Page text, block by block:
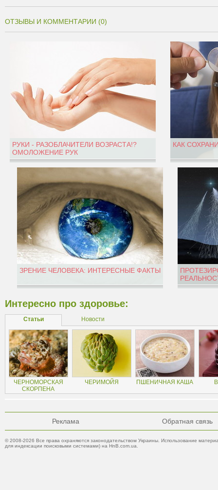
ОТЗЫВЫ И КОММЕНТАРИИ (0)
РУКИ - РАЗОБЛАЧИТЕЛИ ВОЗРАСТА!?
ОМОЛОЖЕНИЕ РУК
КАК
ЗРЕНИЕ ЧЕЛОВЕКА: ИНТЕРЕСНЫЕ ФАКТЫ
Интересно про здоровье:
Статьи Новости
ЧЕРНОМОРСКАЯ
СКОРПЕНА
ЧЕРИМОЙЯ ПШЕНИЧНАЯ КАША
Реклама Обратная связь
© 2008-2026 Все права охраняются законодательством Украины. Использование
для индексации поисковыми системами) на HnB.com.ua.